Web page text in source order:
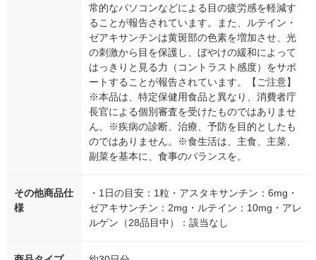
常的なパソコンなどによる目の疲労感を軽減す
ることが報告されています。また、ルテイン・
ゼアキサンチンは黄斑部の色素を増加させ、光
の刺激から目を保護し、ぼやけの緩和によって
はっきりと見る力（コントラスト感度）をサポ
ートすることが報告されています。【ご注意】
※本品は、特定保健用食品と異なり、消費者庁
長官による個別審査を受けたものではありませ
ん。※疾病の診断、治療、予防を目的としたも
のではありません。※食生活は、主食、主菜、
副菜を基本に、食事のバランスを。
その他商品仕
様
・1日の目安：1粒・アスタキサンチン：6mg・
ゼアキサンチン：2mg・ルテイン：10mg・アレ
ルゲン（28品目中）：該当なし